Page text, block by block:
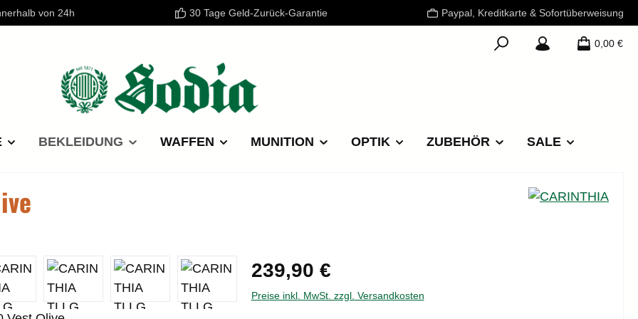
von 24h 30 Tage Geld-Zurück-Garantie Paypal, Kreditkarte & Sofortüberweisung
0,00 €
BEKLEIDUNG WAFFEN MUNITION OPTIK ZUBEHÖR SALE
Regulärer Preis:
239,90 €
Preise inkl. MwSt. zzgl. Versandkosten